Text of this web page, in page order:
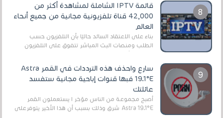
قائمة IPTV الشاملة لمشاهدة أكثر من
42,000 قناة تلفزيونية مجانية من جميع أنحاء
العالم
بناءً على الاعتقاد السائد حاليًا بأن التلفزيون حسب
الطلب ومنصات البث المباشر تتفوق على التلفزيون
الرقمي الأرضي التقليدي، يُعدّ IPTV-org خيار...
سارع واحذف هذه الترددات في القمر Astra
19.1°E فبها قنوات إباحية مجانية ستفسد
عائلتك
أصبح مجموعة من الناس مؤخر ا يستعملون القمر
Astra 19.1°E شرق وذلك بسبب أن هذا الأخير يتوفرعلى